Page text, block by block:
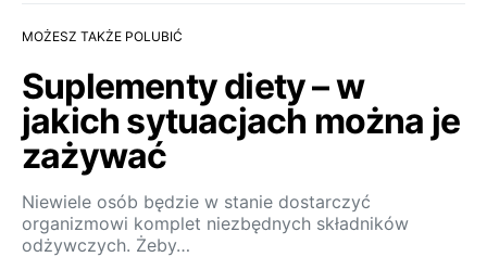
MOŻESZ TAKŻE POLUBIĆ
Suplementy diety – w
jakich sytuacjach można je
zażywać
Niewiele osób będzie w stanie dostarczyć
organizmowi komplet niezbędnych składników
odżywczych. Żeby…